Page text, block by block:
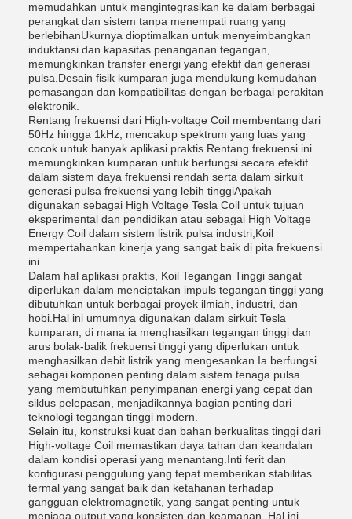
memudahkan untuk mengintegrasikan ke dalam berbagai
perangkat dan sistem tanpa menempati ruang yang
berlebihanUkurnya dioptimalkan untuk menyeimbangkan
induktansi dan kapasitas penanganan tegangan,
memungkinkan transfer energi yang efektif dan generasi
pulsa.Desain fisik kumparan juga mendukung kemudahan
pemasangan dan kompatibilitas dengan berbagai perakitan
elektronik.
Rentang frekuensi dari High-voltage Coil membentang dari
50Hz hingga 1kHz, mencakup spektrum yang luas yang
cocok untuk banyak aplikasi praktis.Rentang frekuensi ini
memungkinkan kumparan untuk berfungsi secara efektif
dalam sistem daya frekuensi rendah serta dalam sirkuit
generasi pulsa frekuensi yang lebih tinggiApakah
digunakan sebagai High Voltage Tesla Coil untuk tujuan
eksperimental dan pendidikan atau sebagai High Voltage
Energy Coil dalam sistem listrik pulsa industri,Koil
mempertahankan kinerja yang sangat baik di pita frekuensi
ini.
Dalam hal aplikasi praktis, Koil Tegangan Tinggi sangat
diperlukan dalam menciptakan impuls tegangan tinggi yang
dibutuhkan untuk berbagai proyek ilmiah, industri, dan
hobi.Hal ini umumnya digunakan dalam sirkuit Tesla
kumparan, di mana ia menghasilkan tegangan tinggi dan
arus bolak-balik frekuensi tinggi yang diperlukan untuk
menghasilkan debit listrik yang mengesankan.Ia berfungsi
sebagai komponen penting dalam sistem tenaga pulsa
yang membutuhkan penyimpanan energi yang cepat dan
siklus pelepasan, menjadikannya bagian penting dari
teknologi tegangan tinggi modern.
Selain itu, konstruksi kuat dan bahan berkualitas tinggi dari
High-voltage Coil memastikan daya tahan dan keandalan
dalam kondisi operasi yang menantang.Inti ferit dan
konfigurasi penggulung yang tepat memberikan stabilitas
termal yang sangat baik dan ketahanan terhadap
gangguan elektromagnetik, yang sangat penting untuk
menjaga output yang konsisten dan keamanan. Hal ini